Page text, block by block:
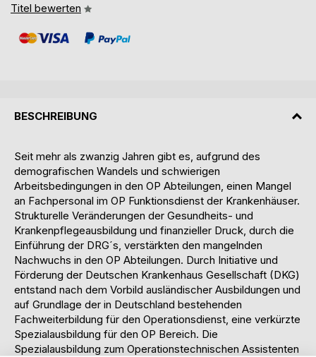
Titel bewerten
BESCHREIBUNG
Seit mehr als zwanzig Jahren gibt es, aufgrund des
demografischen Wandels und schwierigen
Arbeitsbedingungen in den OP Abteilungen, einen Mangel
an Fachpersonal im OP Funktionsdienst der Krankenhäuser.
Strukturelle Veränderungen der Gesundheits- und
Krankenpflegeausbildung und finanzieller Druck, durch die
Einführung der DRG´s, verstärkten den mangelnden
Nachwuchs in den OP Abteilungen. Durch Initiative und
Förderung der Deutschen Krankenhaus Gesellschaft (DKG)
entstand nach dem Vorbild ausländischer Ausbildungen und
auf Grundlage der in Deutschland bestehenden
Fachweiterbildung für den Operationsdienst, eine verkürzte
Spezialausbildung für den OP Bereich. Die
Spezialausbildung zum Operationstechnischen Assistenten